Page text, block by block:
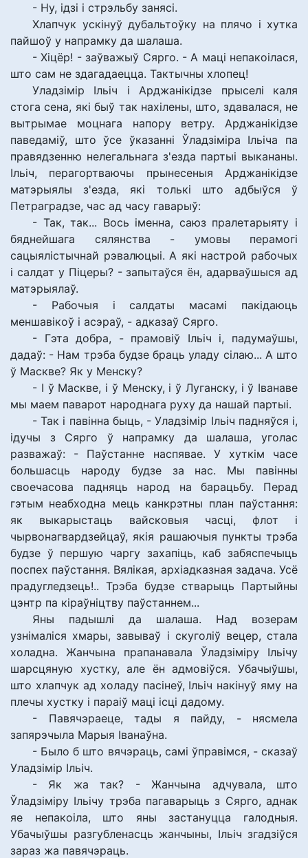
- Ну, ідзі і стрэльбу занясі.
Хлапчук ускінуў дубальтоўку на плячо і хутка
пайшоў у напрамку да шалаша.
- Хіцёр! - заўважыў Сярго. - А маці непакоілася,
што сам не здагадаецца. Тактычны хлопец!
Уладзімір Ільіч і Арджанікідзе прыселі каля
стога сена, які быў так нахілены, што, здавалася, не
вытрымае моцнага напору ветру. Арджанікідзе
паведаміў, што ўсе ўказанні Ўладзіміра Ільіча па
правядзенню нелегальнага з'езда партыі выкананы.
Ільіч, перагортваючы прынесеныя Арджанікідзе
матэрыялы з'езда, які толькі што адбыўся ў
Петраградзе, час ад часу гаварыў:
- Так, так... Вось іменна, саюз пралетарыяту і
бяднейшага сялянства - умовы перамогі
сацыялістычнай рэвалюцыі. А які настрой рабочых
і салдат у Піцеры? - запытаўся ён, адарваўшыся ад
матэрыялаў.
- Рабочыя і салдаты масамі пакідаюць
меншавікоў і асэраў, - адказаў Сярго.
- Гэта добра, - прамовіў Ільіч і, падумаўшы,
дадаў: - Нам трэба будзе браць уладу сілаю... А што
ў Маскве? Як у Менску?
- І ў Маскве, і ў Менску, і ў Луганску, і ў Іванаве
мы маем паварот народнага руху да нашай партыі.
- Так і павінна быць, - Уладзімір Ільіч падняўся і,
ідучы з Сярго ў напрамку да шалаша, уголас
разважаў: - Паўстанне наспявае. У хуткім часе
большасць народу будзе за нас. Мы павінны
своечасова падняць народ на барацьбу. Перад
гэтым неабходна мець канкрэтны план паўстання:
як выкарыстаць вайсковыя часці, флот і
чырвонагвардзейцаў, якія рашаючыя пункты трэба
будзе ў першую чаргу захапіць, каб забяспечыць
поспех паўстання. Вялікая, архіадказная задача. Усё
прадугледзець!.. Трэба будзе стварыць Партыйны
цэнтр па кіраўніцтву паўстаннем...
Яны падышлі да шалаша. Над возерам
узнімаліся хмары, завываў і скуголіў вецер, стала
холадна. Жанчына прапанавала Ўладзіміру Ільічу
шарсцяную хустку, але ён адмовіўся. Убачыўшы,
што хлапчук ад холаду пасінеў, Ільіч накінуў яму на
плечы хустку і параіў маці ісці дадому.
- Павячэраеце, тады я пайду, - нясмела
запярэчыла Марыя Іванаўна.
- Было б што вячэраць, самі ўправімся, - сказаў
Уладзімір Ільіч.
- Як жа так? - Жанчына адчувала, што
Ўладзіміру Ільічу трэба пагаварыць з Сярго, аднак
яе непакоіла, што яны застануцца галодныя.
Убачыўшы разгубленасць жанчыны, Ільіч згадзіўся
зараз жа павячэраць.